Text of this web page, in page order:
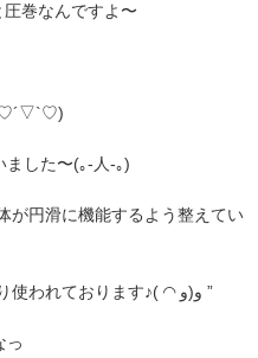
巻なんですよ〜
(♡´▽`♡)
ました〜(｡-人-｡)
が円滑に機能するよう整えてい
緩やかな体操に見えて 芯はしっかり使われております♪( ◜◝ و(و ”
っ